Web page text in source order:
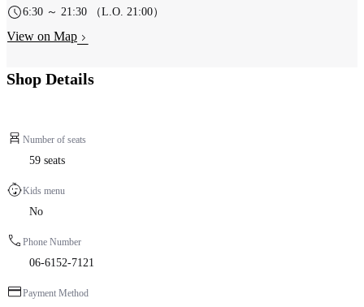
6:30 ～ 21:30 （L.O. 21:00）
View on Map
Shop Details
Number of seats
59 seats
Kids menu
No
Phone Number
06-6152-7121
Payment Method